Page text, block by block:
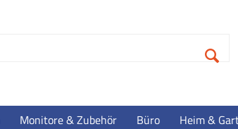
Monitore & Zubehör Büro Heim &